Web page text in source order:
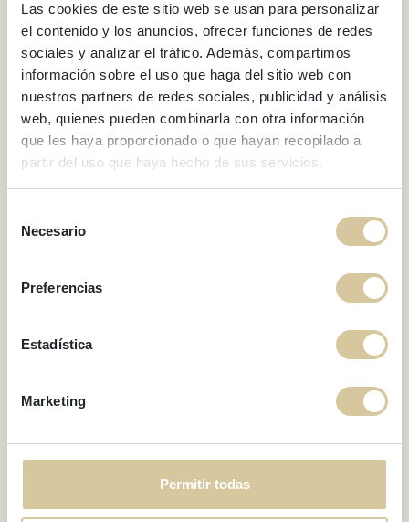
Las cookies de este sitio web se usan para personalizar
el contenido y los anuncios, ofrecer funciones de redes
sociales y analizar el tráfico. Además, compartimos
información sobre el uso que haga del sitio web con
nuestros partners de redes sociales, publicidad y análisis
web, quienes pueden combinarla con otra información
que les haya proporcionado o que hayan recopilado a
partir del uso que haya hecho de sus servicios.
Necesario
Preferencias
Estadística
Marketing
Permitir todas
BLOG
Activities and events to
enjoy in Sitges this